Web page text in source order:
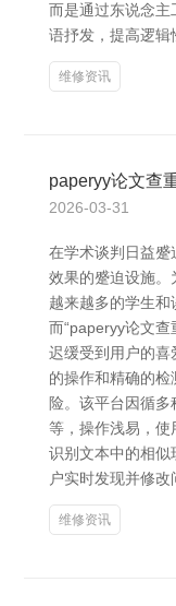
而是通过东说念主
语抒发，提高逻辑
维修资讯
paperyy论文查
2026-03-31
在学术谈判日益蹙
效果的蹙迫设施。
越来越多的学生和
而“paperyy论文查
迟缓受到用户的
的操作和精确的
险。该平台因循
等，操作浅易，使
识别文本中的相似
户实时发现并修改
维修资讯